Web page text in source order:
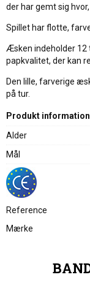
der har gemt sig
Spillet har flotte,
Æsken indeholder 12
papkvalitet, der kan
Den lille, farverige
på tur.
Produkt information
Alder
Mål
Reference
Mærke